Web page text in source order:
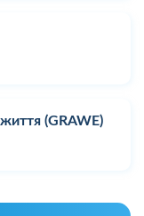
(GRAWE)